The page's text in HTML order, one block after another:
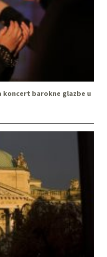
koncert barokne glazbe u